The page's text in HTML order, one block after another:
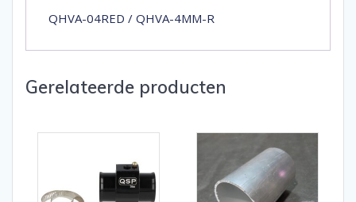
QHVA-04RED / QHVA-4MM-R
Gerelateerde producten